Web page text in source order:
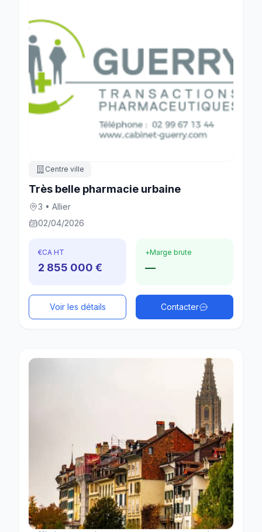
Centre ville
Très belle pharmacie urbaine
3 • Allier
02/04/2026
€CA HT
2 855 000 €
+Marge brute
—
Voir les détails Contacter